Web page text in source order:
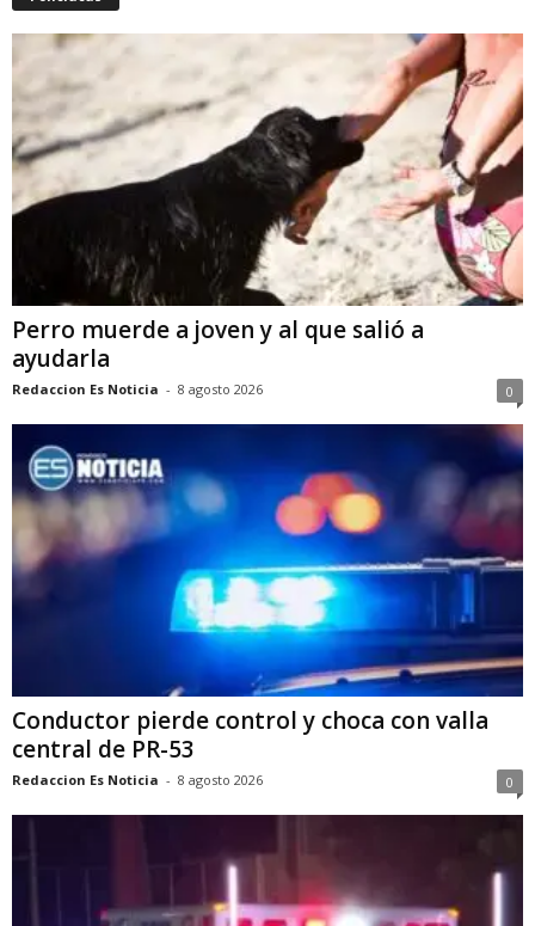
Perro muerde a joven y al que salió a
ayudarla
Redaccion Es Noticia - 8 agosto 2026 0
Conductor pierde control y choca con valla
central de PR-53
Redaccion Es Noticia - 8 agosto 2026 0